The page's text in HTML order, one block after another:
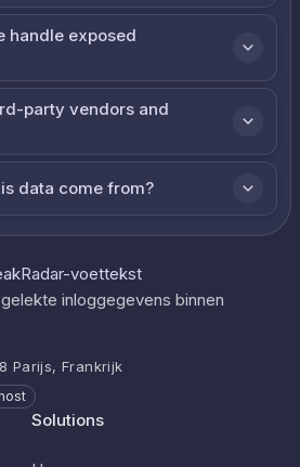
handle exposed
party vendors and
data come from?
inloggegevens binnen
Parijs, Frankrijk
Solutions